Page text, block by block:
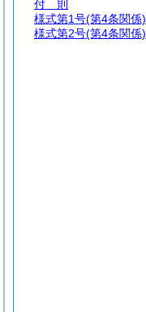
付 則
様式第1号(第4条関係)
様式第2号(第4条関係)